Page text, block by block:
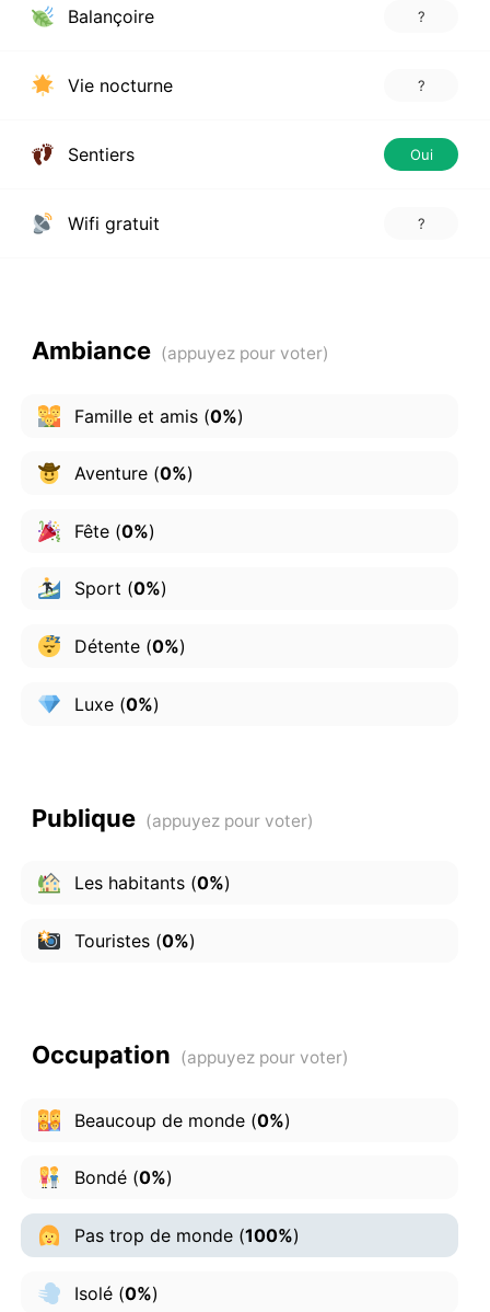
Balançoire ?
Vie nocturne ?
Sentiers Oui
Wifi gratuit ?
Ambiance
Famille et amis(0%)
Aventure(0%)
Fête(0%)
Sport (0%)
Détente(0%)
Luxe(0%)
Publique
Les habitants(0%)
Touristes(0%)
Occupation
Beaucoup de monde(0%)
Bondé(0%)
Pas trop de monde(100%)
Isolé(0%)